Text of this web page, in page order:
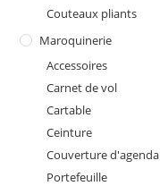
Couteaux pliants
Maroquinerie
Accessoires
Carnet de vol
Cartable
Ceinture
Couverture d'agenda
Portefeuille